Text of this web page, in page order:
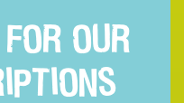
OUR